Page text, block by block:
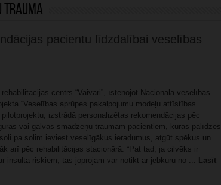
trauma
pacientu līdzdalībai veselības
rehabilitācijas centrs “Vaivari”, īstenojot Nacionālā veselības
“Veselības aprūpes pakalpojumu modeļu attīstības
pilotprojektu, izstrādā personalizētas rekomendācijas pēc
vai galvas smadzeņu traumām pacientiem, kuras palīdzēs
pa solim ieviest veselīgākus ieradumus, atgūt spēkus un
arī pēc rehabilitācijas stacionārā. “Pat tad, ja cilvēks ir
insulta riskiem, tas joprojām var notikt ar jebkuru no ... Lasīt